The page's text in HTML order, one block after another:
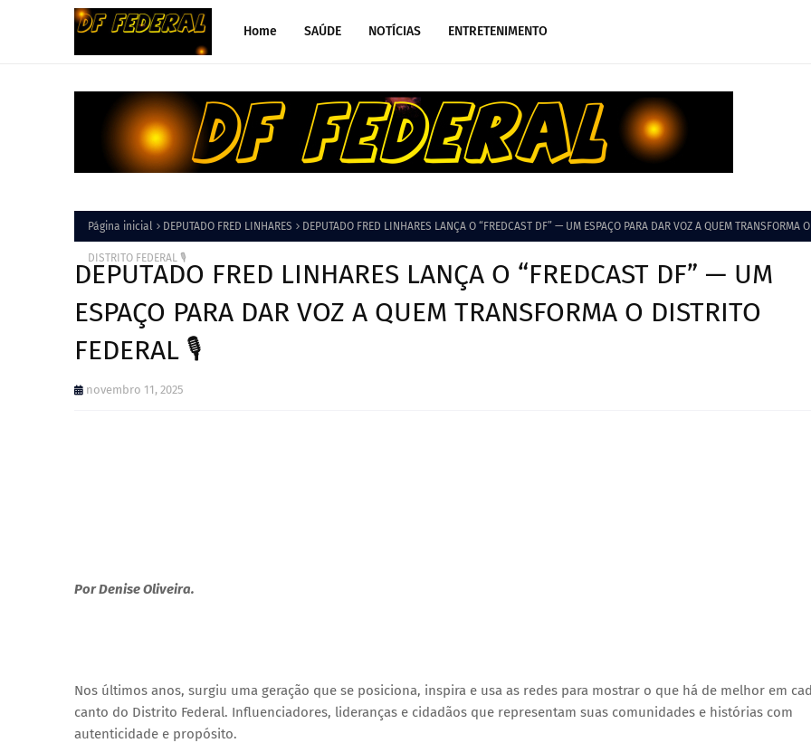
Home SAÚDE NOTÍCIAS ENTRETENIMENTO
Página inicial DEPUTADO FRED LINHARES DEPUTADO FRED LINHARES LANÇA O “FREDCAST DF” — UM ESPAÇO PARA DAR VOZ A QUEM TRANSFORMA O
DISTRITO FEDERAL 🎙️
DEPUTADO FRED LINHARES LANÇA O “FREDCAST DF” — UM
ESPAÇO PARA DAR VOZ A QUEM TRANSFORMA O DISTRITO
FEDERAL 🎙️
novembro 11, 2025
Por Denise Oliveira.
Nos últimos anos, surgiu uma geração que se posiciona, inspira e usa as redes para mostrar o que há de melhor em
canto do Distrito Federal. Influenciadores, lideranças e cidadãos que representam suas comunidades e histórias com
autenticidade e propósito.